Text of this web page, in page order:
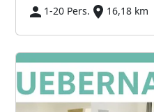
1-20 Pers.
16,18 km